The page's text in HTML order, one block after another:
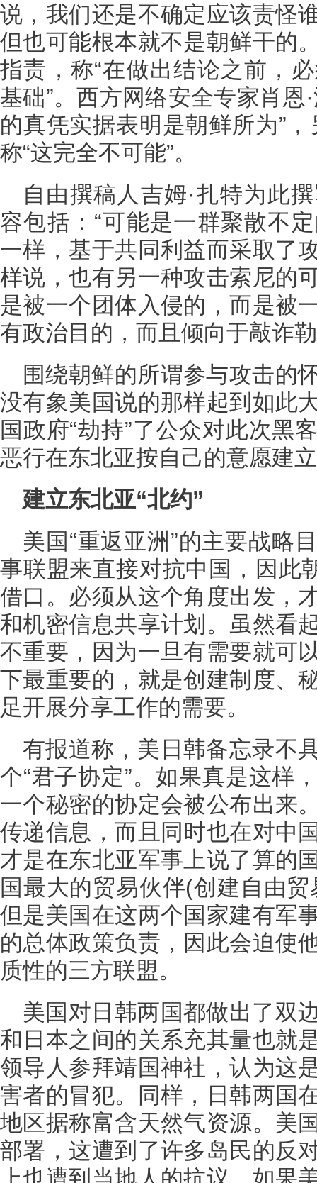
说，我们还是不确定应该责怪
但也可能根本就不是朝鲜干的
指责，称“在做出结论之前，
基础”。西方网络安全专家肖恩
的真凭实据表明是朝鲜所为”
称“这完全不可能”。
自由撰稿人吉姆·扎特为此
容包括：“可能是一群聚散不
一样，基于共同利益而采取了
样说，也有另一种攻击索尼的
是被一个团体入侵的，而是被
有政治目的，而且倾向于敲诈
围绕朝鲜的所谓参与攻击的
没有象美国说的那样起到如此
国政府“劫持”了公众对此次黑
恶行在东北亚按自己的意愿建
建立东北亚“北约”
美国“重返亚洲”的主要战略
事联盟来直接对抗中国，因此
借口。必须从这个角度出发，
和机密信息共享计划。虽然看
不重要，因为一旦有需要就可
下最重要的，就是创建制度、
足开展分享工作的需要。
有报道称，美日韩备忘录不
个“君子协定”。如果真是这样
一个秘密的协定会被公布出来
传递信息，而且同时也在对中
才是在东北亚军事上说了算的
国最大的贸易伙伴(创建自由
但是美国在这两个国家建有军
的总体政策负责，因此会迫使
质性的三方联盟。
美国对日韩两国都做出了双
和日本之间的关系充其量也就
领导人参拜靖国神社，认为这
害者的冒犯。同样，日韩两国
地区据称富含天然气资源。美
部署，这遭到了许多岛民的反